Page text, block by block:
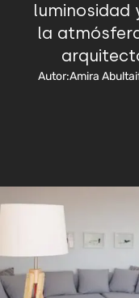
luminosidad
la
Autor:Amira